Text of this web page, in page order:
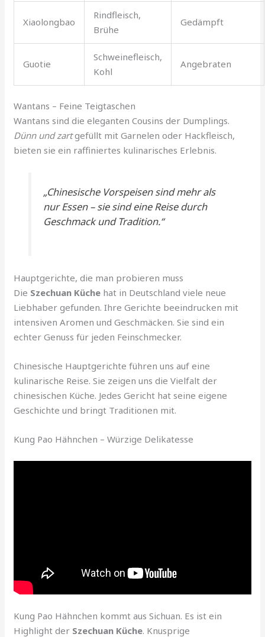
Xiaolongbao
Rindfleisch,
Brühe
Gedämpft
Guotie
Schweinefleisch,
Kohl
Angebraten
Wantans – Feine Teigtaschen
Wantans sind die eleganten Cousins der Dumplings.
Dünn und zartgefüllt mit Garnelen oder Hackfleisch,
bieten sie ein raffiniertes kulinarisches Erlebnis.
„Chinesische Vorspeisen sind mehr als
nur Essen – sie sind eine Reise durch
Geschmack und Tradition.“
Hauptgerichte, die man probieren muss
Die Szechuan Küche hat in Deutschland viele neue
Liebhaber gefunden. Ihre Gerichte beeindrucken mit
intensiven Aromen und Geschmäcken. Sie sind ein
echter Genuss für jeden Feinschmecker.
Chinesische Hauptgerichte führen uns auf eine
kulinarische Reise. Sie zeigen uns die Vielfalt der
chinesischen Küche. Jedes Gericht hat seine eigene
Geschichte und bringt Traditionen mit.
Kung Pao Hähnchen – Würzige Delikatesse
Kung Pao Hähnchen kommt aus Sichuan. Es ist ein
Highlight der Szechuan Küche. Knusprige